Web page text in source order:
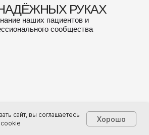
сайт, вы соглашаетесь
cookie
Хорошо
РУКАХ
наших пациентов и
сообщества